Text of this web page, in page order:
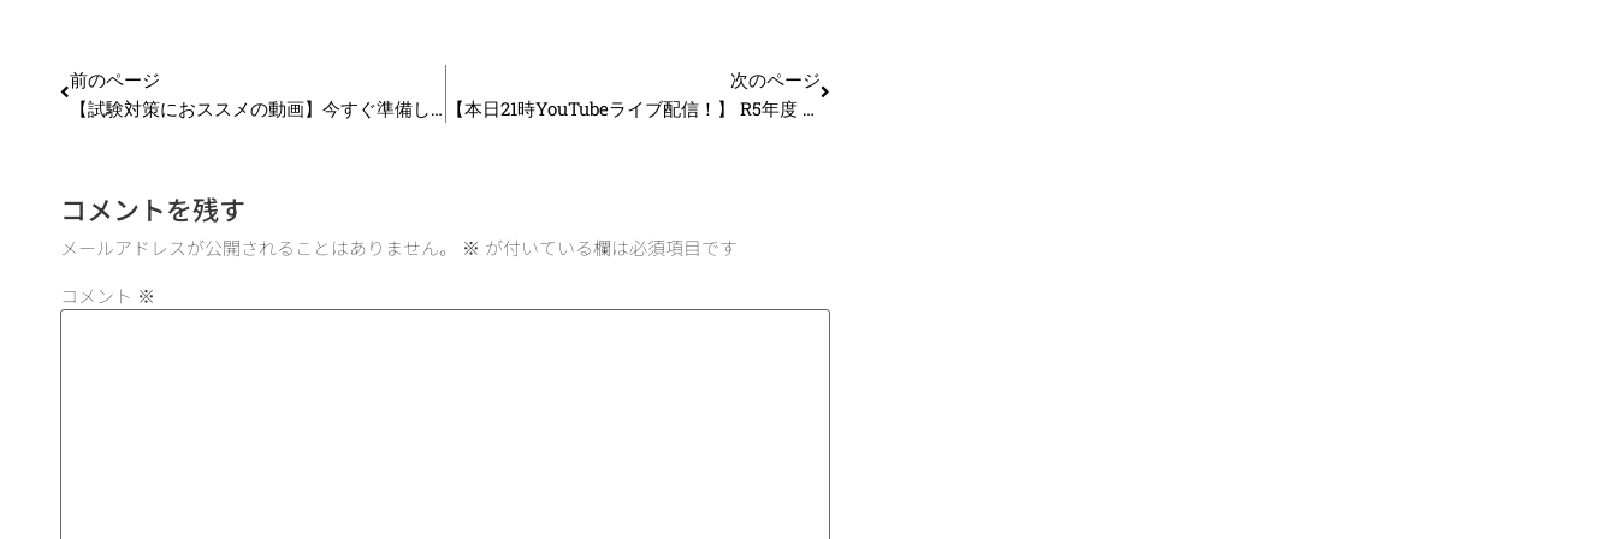
前のページ
【試験対策におススメの動画】今すぐ準備したい！ファイナルペーパーってどんな内容？？効果は？？_第127回
次のページ
【本日21時YouTubeライブ配信！】 R5年度 二次試験直前！合格祈願LIVE
コメントを残す
メールアドレスが公開されることはありません。 ※ が付いている欄は必須項目です
コメント ※